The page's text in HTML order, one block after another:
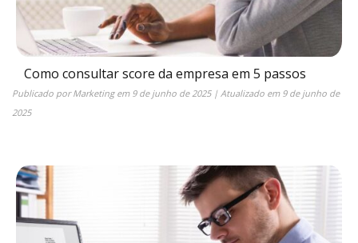
Como consultar score da empresa em 5 passos
Publicado porMarketingem 9 de junho de 2025| Atualizado em 9 de junho de
2025